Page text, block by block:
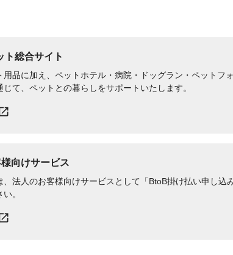
ト総合サイト
用品に加え、ペットホテル・病院・ドッグラン・ペット
じて、ペットとの暮らしをサポートいたします。
向けサービス
、法人のお客様向けサービスとして「BtoB掛け払い申し
。